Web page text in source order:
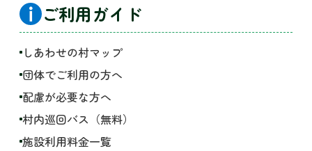
ご利用ガイド
しあわせの村マップ
団体でご利用の方へ
配慮が必要な方へ
村内巡回バス（無料）
施設利用料金一覧